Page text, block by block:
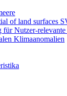
of land surfaces
Nutzer-relevante
Klimaanomalien